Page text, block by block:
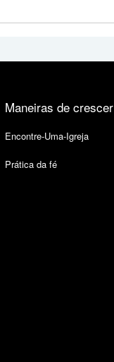
Maneiras de crescer
Encontre-Uma-Igreja
Prática da fé